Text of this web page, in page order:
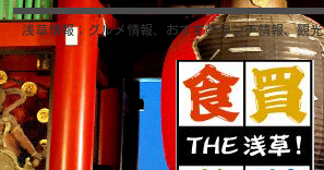
浅草情報；グルメ情報、おすすめランチ情報、観